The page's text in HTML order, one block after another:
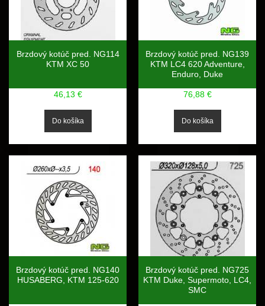
Brzdový kotúč pred. NG114
KTM XC 50
46,13 €
Brzdový kotúč pred. NG139
KTM LC4 620 Adventure,
Enduro, Duke
76,88 €
Brzdový kotúč pred. NG140
HUSABERG, KTM 125-620
Brzdový kotúč pred. NG725
KTM Duke, Supermoto, LC4,
SMC